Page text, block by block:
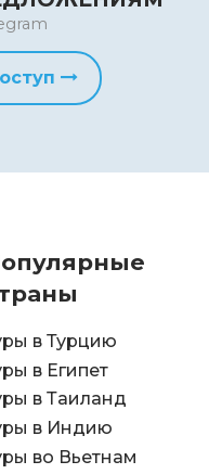
в Турцию
в Египет
в Таиланд
в Индию
во Вьетнам